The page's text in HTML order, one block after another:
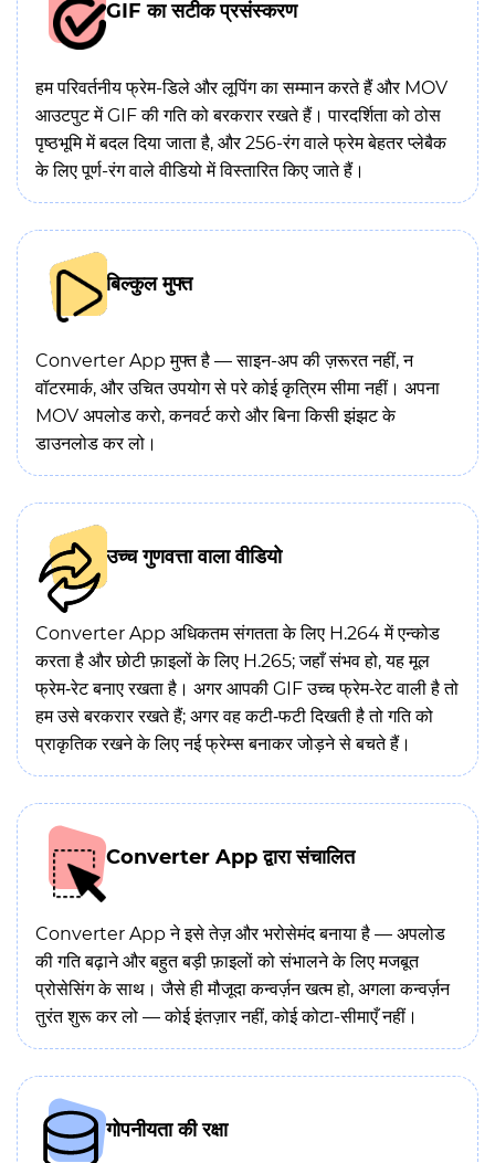
GIF का सटीक प्रसंस्करण
हम परिवर्तनीय फ्रेम-डिले और लूपिंग का सम्मान करते हैं और MOV
आउटपुट में GIF की गति को बरकरार रखते हैं। पारदर्शिता को ठोस
पृष्ठभूमि में बदल दिया जाता है, और 256-रंग वाले फ्रेम बेहतर प्लेबैक
के लिए पूर्ण-रंग वाले वीडियो में विस्तारित किए जाते हैं।
बिल्कुल मुफ्त
Converter App मुफ्त है — साइन-अप की ज़रूरत नहीं, न
वॉटरमार्क, और उचित उपयोग से परे कोई कृत्रिम सीमा नहीं। अपना
MOV अपलोड करो, कनवर्ट करो और बिना किसी झंझट के
डाउनलोड कर लो।
उच्च गुणवत्ता वाला वीडियो
Converter App अधिकतम संगतता के लिए H.264 में एन्कोड
करता है और छोटी फ़ाइलों के लिए H.265; जहाँ संभव हो, यह मूल
फ्रेम‑रेट बनाए रखता है। अगर आपकी GIF उच्च फ्रेम‑रेट वाली है तो
हम उसे बरकरार रखते हैं; अगर वह कटी‑फटी दिखती है तो गति को
प्राकृतिक रखने के लिए नई फ्रेम्स बनाकर जोड़ने से बचते हैं।
Converter App द्वारा संचालित
Converter App ने इसे तेज़ और भरोसेमंद बनाया है — अपलोड
की गति बढ़ाने और बहुत बड़ी फ़ाइलों को संभालने के लिए मजबूत
प्रोसेसिंग के साथ। जैसे ही मौजूदा कन्वर्ज़न खत्म हो, अगला कन्वर्ज़न
तुरंत शुरू कर लो — कोई इंतज़ार नहीं, कोई कोटा-सीमाएँ नहीं।
गोपनीयता की रक्षा